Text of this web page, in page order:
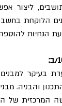
הנחיות